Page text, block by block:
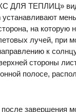
ДЛЯ ТЕПЛИЦ»
устанавливают
на которую
лучей, при
к
стороны
полосе,
после завершения